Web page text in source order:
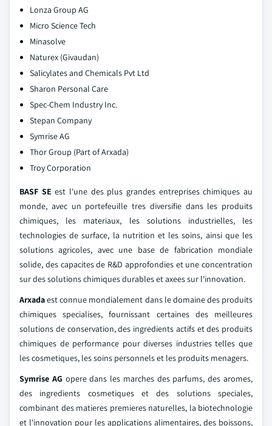
Lonza Group AG
Micro Science Tech
Minasolve
Naturex (Givaudan)
Salicylates and Chemicals Pvt Ltd
Sharon Personal Care
Spec-Chem Industry Inc.
Stepan Company
Symrise AG
Thor Group (Part of Arxada)
Troy Corporation
BASF SE est l'une des plus grandes entreprises chimiques au
monde, avec un portefeuille tres diversifie dans les produits
chimiques, les materiaux, les solutions industrielles, les
technologies de surface, la nutrition et les soins, ainsi que les
solutions agricoles, avec une base de fabrication mondiale
solide, des capacites de R&D approfondies et une concentration
sur des solutions chimiques durables et axees sur l'innovation.
Arxadaest connue mondialement dans le domaine des produits
chimiques specialises, fournissant certaines des meilleures
solutions de conservation, des ingredients actifs et des produits
chimiques de performance pour diverses industries telles que
les cosmetiques, les soins personnels et les produits menagers.
Symrise AG opere dans les marches des parfums, des aromes,
des ingredients cosmetiques et des solutions speciales,
combinant des matieres premieres naturelles, la biotechnologie
et l'innovation pour les applications alimentaires, des boissons,